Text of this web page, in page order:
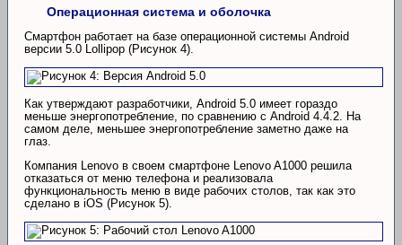
Операционная система и оболочка
Смартфон работает на базе операционной системы Android
версии 5.0 Lollipop (Рисунок 4).
Как утверждают разработчики, Android 5.0 имеет гораздо
меньше энергопотребление, по сравнению с Android 4.4.2. На
самом деле, меньшее энергопотребление заметно даже на
глаз.
Компания Lenovo в своем смартфоне Lenovo A1000 решила
отказаться от меню телефона и реализовала
функциональность меню в виде рабочих столов, так как это
сделано в iOS (Рисунок 5).